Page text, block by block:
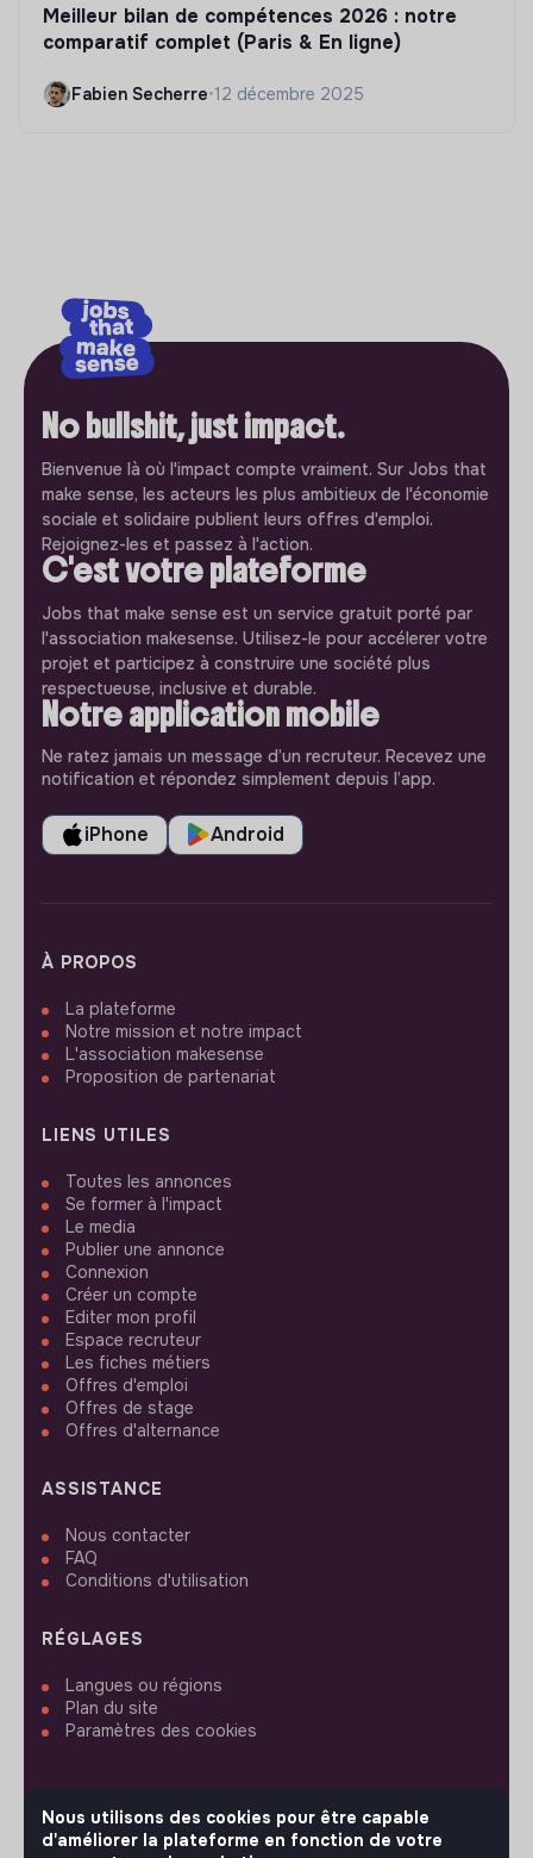
Meilleur bilan de compétences 2026 : notre
comparatif complet (Paris & En ligne)
Fabien Secherre•12 décembre 2025
No bullshit, just impact.
Bienvenue là où l'impact compte vraiment. Sur Jobs that
make sense, les acteurs les plus ambitieux de l'économie
sociale et solidaire publient leurs offres d'emploi.
Rejoignez-les et passez à l'action.
C'est votre plateforme
Jobs that make sense est un service gratuit porté par
l'association makesense. Utilisez-le pour accélerer votre
projet et participez à construire une société plus
respectueuse, inclusive et durable.
Notre application mobile
Ne ratez jamais un message d’un recruteur. Recevez une
notification et répondez simplement depuis l’app.
iPhone Android
À PROPOS
La plateforme
Notre mission et notre impact
L'association makesense
Proposition de partenariat
LIENS UTILES
Toutes les annonces
Se former à l'impact
Le media
Publier une annonce
Connexion
Créer un compte
Editer mon profil
Espace recruteur
Les fiches métiers
Offres d'emploi
Offres de stage
Offres d'alternance
ASSISTANCE
Nous contacter
FAQ
Conditions d'utilisation
RÉGLAGES
Langues ou régions
Plan du site
Paramètres des cookies
Nous utilisons des cookies pour être capable
d'améliorer la plateforme en fonction de votre